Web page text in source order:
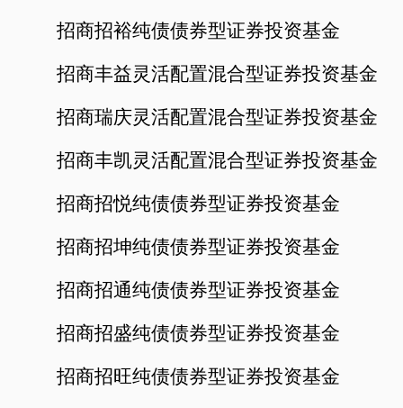
招商招裕纯债债券型证券投资基金
招商丰益灵活配置混合型证券投资基金
招商瑞庆灵活配置混合型证券投资基金
招商丰凯灵活配置混合型证券投资基金
招商招悦纯债债券型证券投资基金
招商招坤纯债债券型证券投资基金
招商招通纯债债券型证券投资基金
招商招盛纯债债券型证券投资基金
招商招旺纯债债券型证券投资基金